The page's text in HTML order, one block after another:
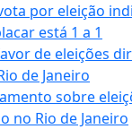
por eleição
está 1 a 1
de eleições
de Janeiro
sobre
no Rio de Janeiro